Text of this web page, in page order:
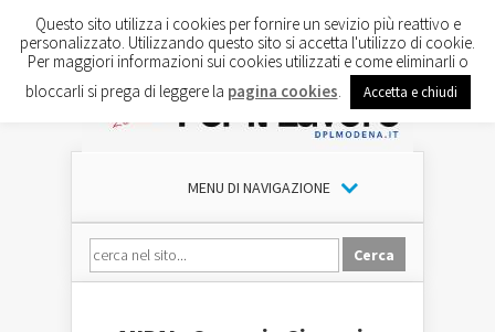
MENU DI NAVIGAZIONE
Questo sito utilizza i cookies per fornire un sevizio più reattivo e
personalizzato. Utilizzando questo sito si accetta l'utilizzo di cookie.
Per maggiori informazioni sui cookies utilizzati e come eliminarli o
bloccarli si prega di leggere la pagina cookies Accetta e chiudi